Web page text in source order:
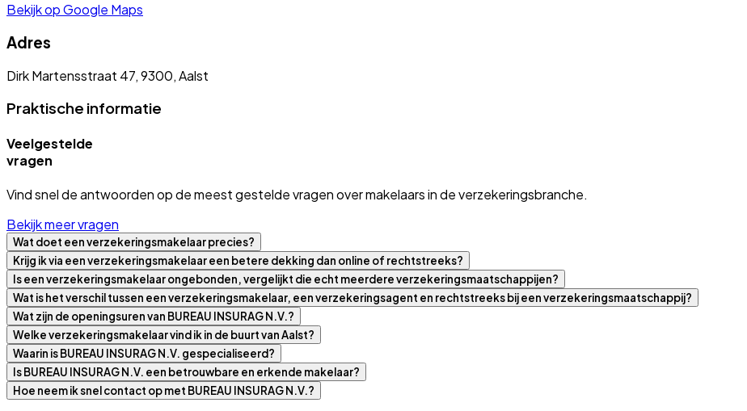
Bekijk op Google Maps
Adres
Dirk Martensstraat 47, 9300, Aalst
Praktische informatie
Veelgestelde
vragen
Vind snel de antwoorden op de meest gestelde vragen over makelaars in de verzekeringsbranche.
Bekijk meer vragen
Wat doet een verzekeringsmakelaar precies?
Krijg ik via een verzekeringsmakelaar een betere dekking dan online of rechtstreeks?
Is een verzekeringsmakelaar ongebonden, vergelijkt die echt meerdere verzekeringsmaatschappijen?
Wat is het verschil tussen een verzekeringsmakelaar, een verzekeringsagent en rechtstreeks bij een verzekeringsmaatschappij?
Wat zijn de openingsuren van BUREAU INSURAG N.V.?
Welke verzekeringsmakelaar vind ik in de buurt van Aalst?
Waarin is BUREAU INSURAG N.V. gespecialiseerd?
Is BUREAU INSURAG N.V. een betrouwbare en erkende makelaar?
Hoe neem ik snel contact op met BUREAU INSURAG N.V.?